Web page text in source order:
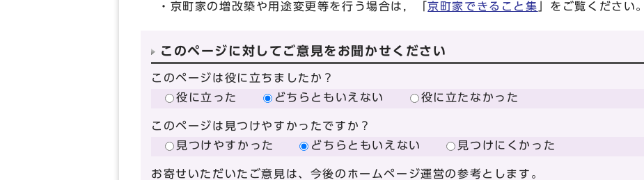
・京町家の増改築や用途変更等を行う場合は，「京町家できること集 」をご覧ください。
このページに対してご意見をお聞かせください
このページは役に立ちましたか？
役に立った
どちらともいえない 役に立たなかった
このページは見つけやすかったですか？
見つけやすかった
どちらともいえない 見つけにくかった
お寄せいただいたご意見は、今後のホームページ運営の参考とします。